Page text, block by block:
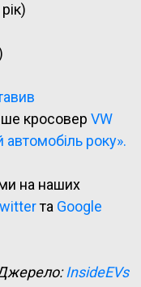
кросовер VW
автомобіль року».
на наших
та Google
InsideEVs